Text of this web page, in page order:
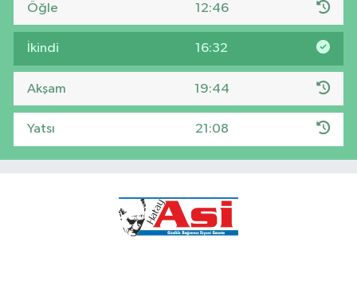
Öğle 12:46
İkindi 16:32
Akşam 19:44
Yatsı 21:08